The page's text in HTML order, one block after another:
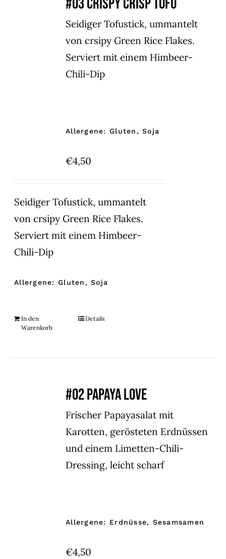
#03 CRISPY CRISP TOFU
Seidiger Tofustick, ummantelt
von crsipy Green Rice Flakes.
Serviert mit einem Himbeer-
Chili-Dip
Allergene: Gluten, Soja
€4,50
Seidiger Tofustick, ummantelt
von crsipy Green Rice Flakes.
Serviert mit einem Himbeer-
Chili-Dip
Allergene: Gluten, Soja
In den
Warenkorb
Details
#02 PAPAYA LOVE
Frischer Papayasalat mit
Karotten, gerösteten Erdnüssen
und einem Limetten-Chili-
Dressing, leicht scharf
Allergene: Erdnüsse, Sesamsamen
€4,50